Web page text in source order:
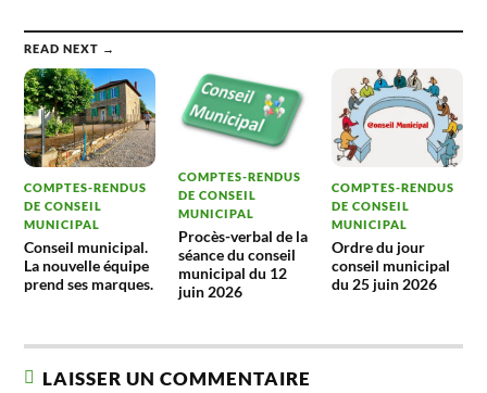
READ NEXT →
COMPTES-RENDUS
DE CONSEIL
MUNICIPAL
Conseil municipal.
La nouvelle équipe
prend ses marques.
COMPTES-RENDUS
DE CONSEIL
MUNICIPAL
Procès-verbal de la
séance du conseil
municipal du 12
juin 2026
COMPTES-RENDUS
DE CONSEIL
MUNICIPAL
Ordre du jour
conseil municipal
du 25 juin 2026
LAISSER UN COMMENTAIRE